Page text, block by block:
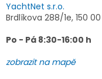
YachtNet s.r.o.
Brdlíkova 288/1e, 150
Po - Pá 8:30-16:00 h
zobrazit na mapě